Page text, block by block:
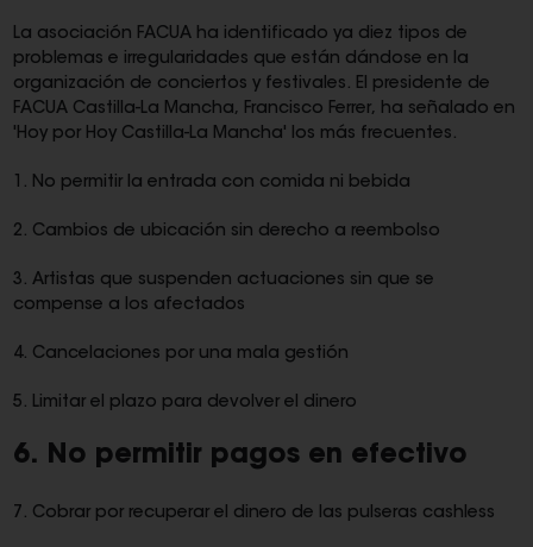
La asociación FACUA ha identificado ya diez tipos de
problemas e irregularidades que están dándose en la
organización de conciertos y festivales. El presidente de
FACUA Castilla-La Mancha, Francisco Ferrer, ha señalado en
'Hoy por Hoy Castilla-La Mancha' los más frecuentes.
1. No permitir la entrada con comida ni bebida
2. Cambios de ubicación sin derecho a reembolso
3. Artistas que suspenden actuaciones sin que se
compense a los afectados
4. Cancelaciones por una mala gestión
5. Limitar el plazo para devolver el dinero
6. No permitir pagos en efectivo
7. Cobrar por recuperar el dinero de las pulseras cashless